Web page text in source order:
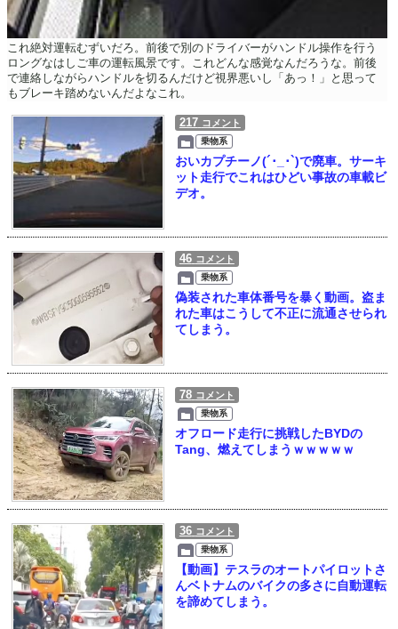
これ絶対運転むずいだろ。前後で別のドライバーがハンドル操作を行う
ロングなはしご車の運転風景です。これどんな感覚なんだろうな。前後
で連絡しながらハンドルを切るんだけど視界悪いし「あっ！」と思って
もブレーキ踏めないんだよなこれ。
217 コメント
乗物系
おいカプチーノ(´･_･`)で廃車。サーキ
ット走行でこれはひどい事故の車載ビ
デオ。
46 コメント
乗物系
偽装された車体番号を暴く動画。盗ま
れた車はこうして不正に流通させられ
てしまう。
78 コメント
乗物系
オフロード走行に挑戦したBYDの
Tang、燃えてしまうｗｗｗｗｗ
36 コメント
乗物系
【動画】テスラのオートパイロットさ
んベトナムのバイクの多さに自動運転
を諦めてしまう。